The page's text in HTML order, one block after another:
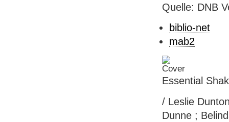
Quelle: DNB
biblio-net
mab2
Essential
/ Leslie
Dunne ;